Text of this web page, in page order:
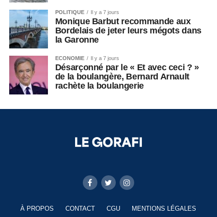
POLITIQUE Il y a 7 jours
Monique Barbut recommande aux
Bordelais de jeter leurs mégots dans
la Garonne
ECONOMIE Il y a 7 jours
Désarçonné par le « Et avec ceci ? »
de la boulangère, Bernard Arnault
rachète la boulangerie
À PROPOS CONTACT CGU MENTIONS LÉGALES